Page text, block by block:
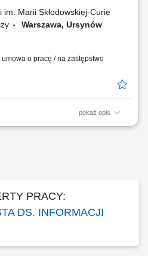
Marii Skłodowskiej-Curie
Warszawa, Ursynów
umowa o pracę / na zastępstwo
pokaż opis
będzie między innymi:
PRACY:
DS. INFORMACJI